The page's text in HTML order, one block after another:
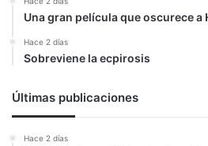
Una gran película que oscurece a
Hace 2 días
Sobreviene la ecpirosis
Últimas publicaciones
Hace 2 días